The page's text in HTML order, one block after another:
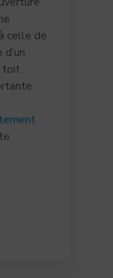
celle de
toit